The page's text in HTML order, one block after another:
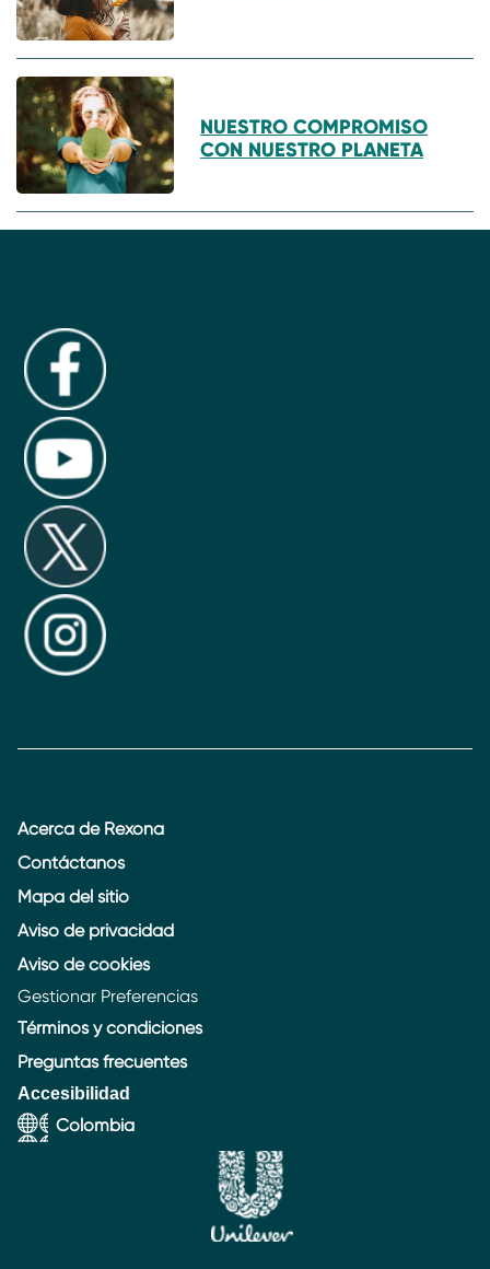
NUESTRO COMPROMISO
CON NUESTRO PLANETA
Acerca de Rexona
Contáctanos
Mapa del sitio
Aviso de privacidad
Aviso de cookies
Gestionar Preferencias
Términos y condiciones
Preguntas frecuentes
Accesibilidad
Colombia